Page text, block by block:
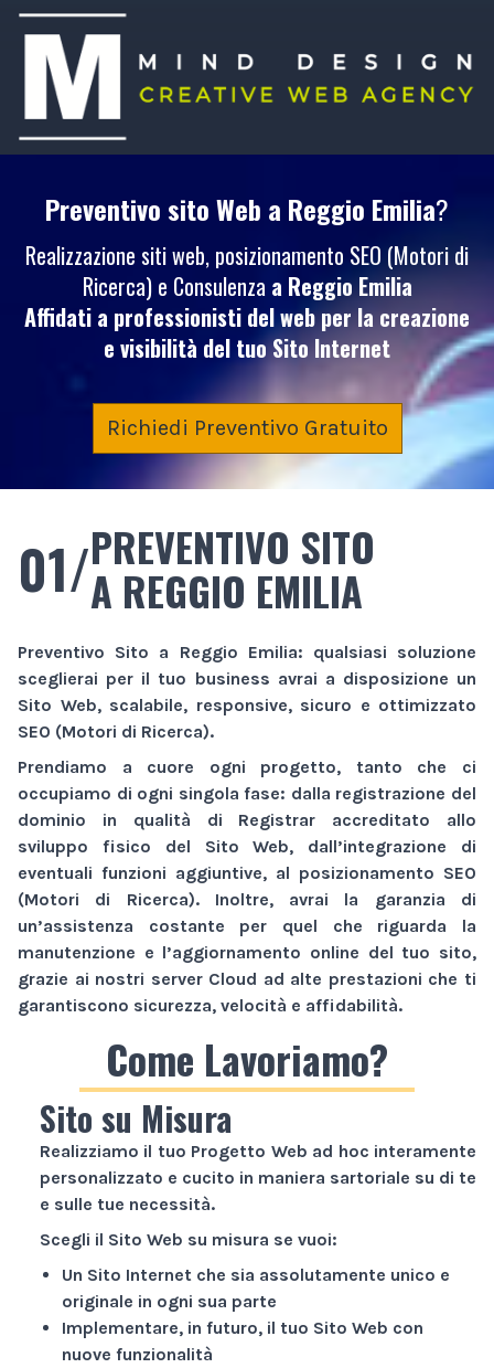
Preventivo sito Web a Reggio Emilia?
Realizzazione siti web, posizionamento SEO (Motori di
Ricerca) e Consulenza a Reggio Emilia
Affidati a professionisti del web per la creazione
e visibilità del tuoSito Internet
Richiedi Preventivo Gratuito
01/PREVENTIVO SITO
A REGGIO EMILIA
Preventivo Sito a Reggio Emilia: qualsiasi soluzione
sceglierai per il tuo business avrai a disposizione un
Sito Web, scalabile, responsive, sicuro e ottimizzato
SEO (Motori di Ricerca).
Prendiamo a cuore ogni progetto, tanto che ci
occupiamo di ogni singola fase: dalla registrazione del
dominio in qualità di Registrar accreditato allo
sviluppo fisico del Sito Web, dall’integrazione di
eventuali funzioni aggiuntive, al posizionamento SEO
(Motori di Ricerca). Inoltre, avrai la garanzia di
un’assistenza costante per quel che riguarda la
manutenzione e l’aggiornamento online del tuo sito,
grazie ai nostri server Cloud ad alte prestazioni che ti
garantiscono sicurezza, velocità e affidabilità.
Come Lavoriamo?
Sito su Misura
Realizziamo il tuo Progetto Web ad hoc interamente
personalizzato e cucito in maniera sartoriale su di te
e sulle tue necessità.
Scegli il Sito Web su misura se vuoi:
Un Sito Internet che sia assolutamente unico e
originale in ogni sua parte
Implementare, in futuro, il tuo Sito Web con
nuove funzionalità